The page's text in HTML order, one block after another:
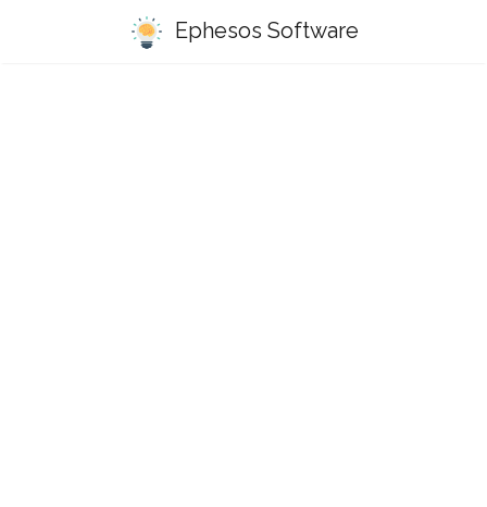
Ephesos Software